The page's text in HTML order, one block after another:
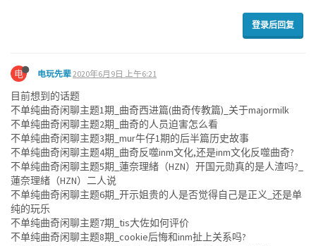
登录后回复
电 电玩先辈2020年6月9日 上午6:21
目前想到的话题
不单纯曲奇闲聊主题1期_曲奇西进篇(曲奇传教篇)_关于majormilk
不单纯曲奇闲聊主题2期_曲奇的人员迫害怎么看
不单纯曲奇闲聊主题3期_mur牛仔1期的后半篇历史故事
不单纯曲奇闲聊主题4期_曲奇反噬inm文化,还是inm文化反噬曲奇?
不单纯曲奇闲聊主题5期_蓮奈理緒（HZN）开国元勋真的是人渣吗?_
蓮奈理緒（HZN）二人说
不单纯曲奇闲聊主题6期_开示姐贵的人是否觉得自己是正义_还是单
纯的玩乐
不单纯曲奇闲聊主题7期_tis大佐如何评价
不单纯曲奇闲聊主题8期_cookie后悔和inm扯上关系吗?